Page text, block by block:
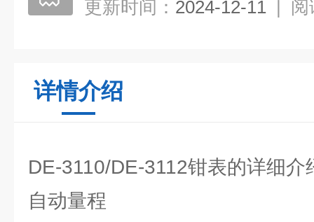
更新时间： 2024-12-11 | 阅
详情介绍
DE-3110/DE-3112钳表的详细介
自动量程